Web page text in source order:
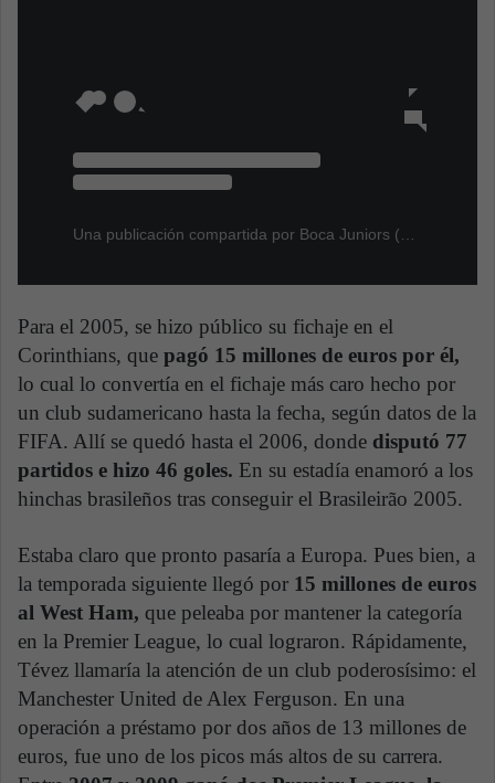
Para el 2005, se hizo público su fichaje en el
Corinthians, que pagó 15 millones de euros por él,
lo cual lo convertía en el fichaje más caro hecho por
un club sudamericano hasta la fecha, según datos de la
FIFA. Allí se quedó hasta el 2006, donde disputó 77
partidos e hizo 46 goles. En su estadía enamoró a los
hinchas brasileños tras conseguir el Brasileirão 2005.
Estaba claro que pronto pasaría a Europa. Pues bien, a
la temporada siguiente llegó por 15 millones de euros
al West Ham, que peleaba por mantener la categoría
en la Premier League, lo cual lograron. Rápidamente,
Tévez llamaría la atención de un club poderosísimo: el
Manchester United de Alex Ferguson. En una
operación a préstamo por dos años de 13 millones de
euros, fue uno de los picos más altos de su carrera.